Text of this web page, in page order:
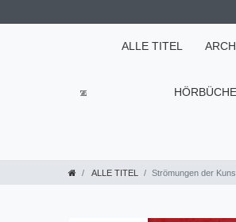
ALLE TITEL
ALLE TITEL Strömungen der